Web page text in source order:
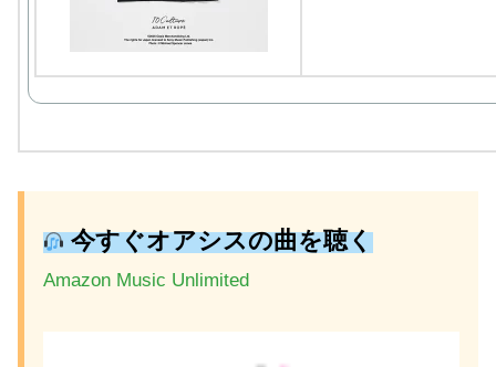
今すぐオアシスの曲を聴く
Amazon Music Unlimited